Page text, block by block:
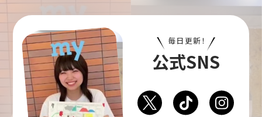
毎日更新！
公式SNS